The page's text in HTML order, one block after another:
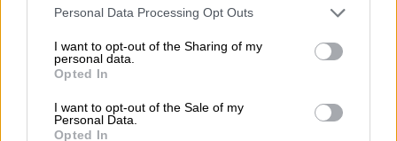
Please note that this website/app uses one or more Google
not limited to your visit or usage behaviour. You may click to
grant or deny consent to Google and its third-party tags to
use your data for below specified purposes in below Google
consent section.
Personal Data Processing Opt Outs
I want to opt-out of the Sharing of my
personal data.
Opted In
I want to opt-out of the Sale of my
Personal Data.
Opted In